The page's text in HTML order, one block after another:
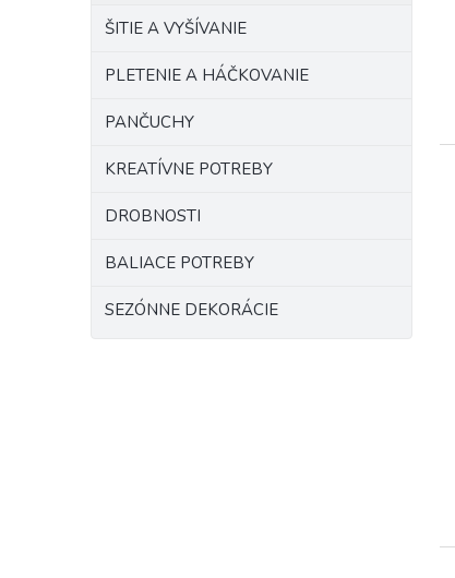
ŠITIE A VYŠÍVANIE
PLETENIE A HÁČKOVANIE
PANČUCHY
KREATÍVNE POTREBY
DROBNOSTI
BALIACE POTREBY
SEZÓNNE DEKORÁCIE